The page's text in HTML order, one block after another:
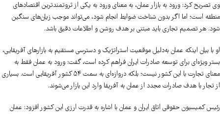
وی تصریح کرد: ورود به بازار عمان، به معنای ورود به یکی از ثروتمندترین اقتصادهای
منطقه است؛ اما اگر بدون شناخت ضوابط انجام شود، می‌تواند موجب زیان‌های سنگین
شود. هر تصمیم تجاری باید مبتنی بر هدف روشن و اطلاعات دقیق باشد.
او با بیان اینکه عمان به‌دلیل موقعیت استراتژیک و دسترسی مستقیم به بازارهای آفریقایی،
بستر ویژه‌ای برای توسعه صادرات ایران فراهم کرده است، گفت: ورود به عمان فقط به
معنای تجارت با این کشور نیست؛ بلکه دروازه‌ای به سمت ۵۴ کشور آفریقایی است. بسیاری
از تجار با هدف صادرات مجدد از عمان به آفریقا وارد این بازار می‌شوند.
رئیس کمیسیون حقوقی اتاق ایران و عمان با اشاره به قدرت ارزی این کشور افزود: عمان